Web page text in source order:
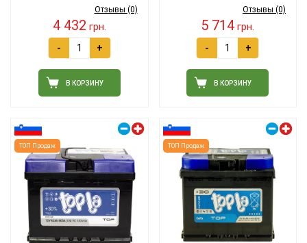
Отзывы (0)
4 432 грн.
- +
В КОРЗИНУ
Отзывы (0)
5 714 грн.
- +
В КОРЗИНУ
ТОП Продаж ТОП Продаж